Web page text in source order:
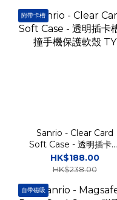
附帶卡槽
Sanrio - Clear Card
Soft Case - 透明插卡槽
防撞手機保護軟殼 TY
HK$188.00
HK$238.00
自帶磁吸